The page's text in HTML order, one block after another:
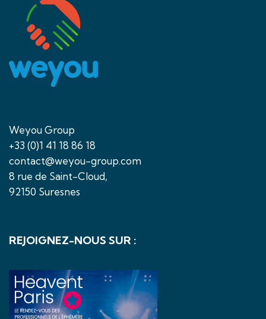
Weyou Group
+33 (0)1 41 18 86 18
contact@weyou-group.com
8 rue de Saint-Cloud,
92150 Suresnes
REJOIGNEZ-NOUS SUR :